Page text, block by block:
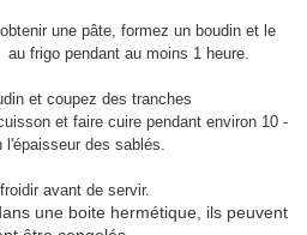
une pâte, formez un boudin et le
frigo pendant au moins 1 heure.
et coupez des tranches
et faire cuire pendant environ 10 -
l'épaisseur des sablés.
avant de servir.
une boite hermétique, ils peuvent